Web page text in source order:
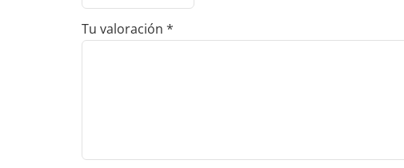
Tu valoración *